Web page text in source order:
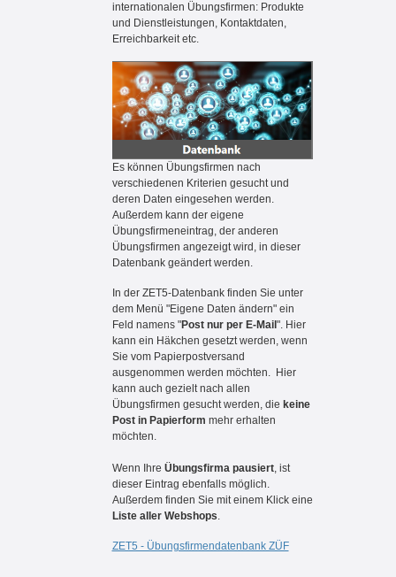
internationalen Übungsfirmen: Produkte
und Dienstleistungen, Kontaktdaten,
Erreichbarkeit etc.
Es können Übungsfirmen nach
verschiedenen Kriterien gesucht und
deren Daten eingesehen werden.
Außerdem kann der eigene
Übungsfirmeneintrag, der anderen
Übungsfirmen angezeigt wird, in dieser
Datenbank geändert werden.
In der ZET5-Datenbank finden Sie unter
dem Menü "Eigene Daten ändern" ein
Feld namens "Post nur per E-Mail ". Hier
kann ein Häkchen gesetzt werden, wenn
Sie vom Papierpostversand
ausgenommen werden möchten. Hier
kann auch gezielt nach allen
Übungsfirmen gesucht werden, die keine
Post in Papierform mehr erhalten
möchten.
Wenn Ihre Übungsfirma pausiert, ist
dieser Eintrag ebenfalls möglich.
Außerdem finden Sie mit einem Klick eine
Liste aller Webshops.
ZET5 - Übungsfirmendatenbank ZÜF